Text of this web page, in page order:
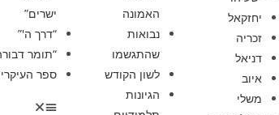
יחזקאל
זכריה
דניאל
איוב
משלי
האמונה
נבואות
שהתגשמו
לשון הקודש
הגיונות
ישרים”
“דרך ה'”
“תומר
ספר